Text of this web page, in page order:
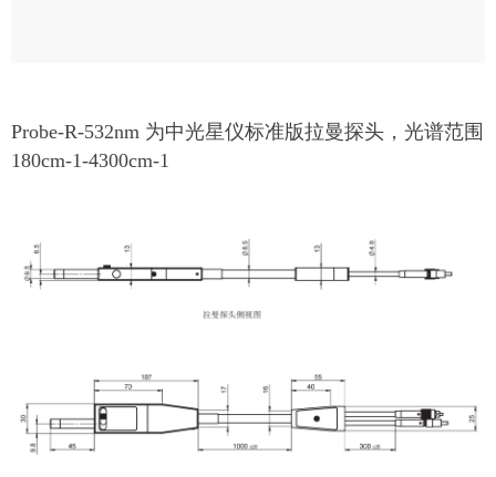
Probe-R-532nm 为中光星仪标准版拉曼探头，光谱范围
180cm-1-4300cm-1